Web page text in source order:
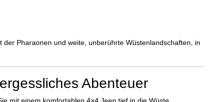
Pharaonen und weite, unberührte Wüstenlandschaften, in
Abenteuer